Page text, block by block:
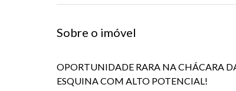
Sobre o imóvel
OPORTUNIDADE RARA NA CHÁCARA
ESQUINA COM ALTO POTENCIAL!